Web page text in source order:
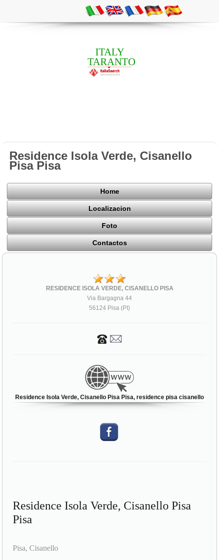
ITALY
TARANTO
Residence Isola Verde, Cisanello
Pisa Pisa
Home
Localizacion
Foto
Contactos
RESIDENCE ISOLA VERDE, CISANELLO PISA
Via Bargagna 44
56124 Pisa (PI)
Residence Isola Verde, Cisanello Pisa Pisa, residence pisa cisanello
Residence Isola Verde, Cisanello Pisa
Pisa
Pisa, Cisanello